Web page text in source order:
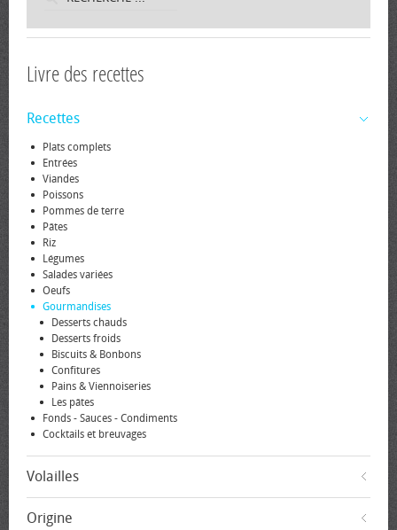
Livre des recettes
Recettes
Plats complets
Entrées
Viandes
Poissons
Pommes de terre
Pâtes
Riz
Légumes
Salades variées
Oeufs
Gourmandises
Desserts chauds
Desserts froids
Biscuits & Bonbons
Confitures
Pains & Viennoiseries
Les pâtes
Fonds - Sauces - Condiments
Cocktails et breuvages
Volailles
Origine